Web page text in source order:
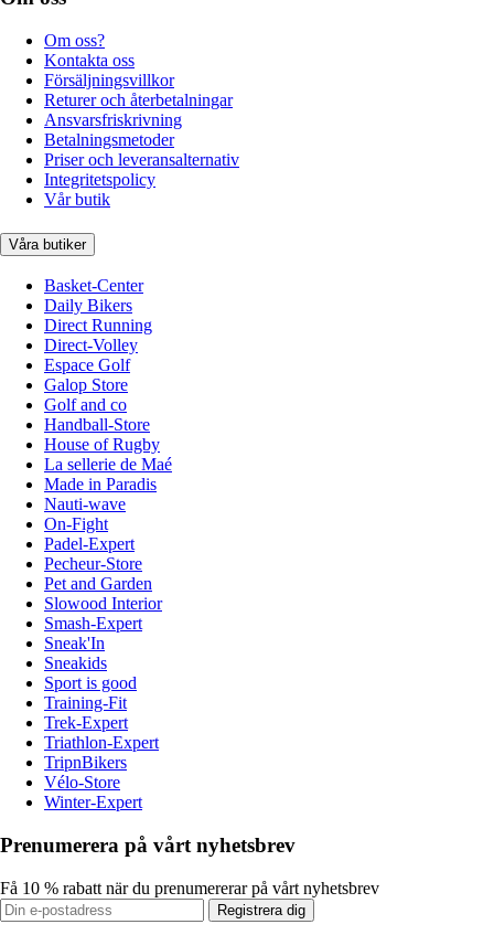
Om oss?
Kontakta oss
Försäljningsvillkor
Returer och återbetalningar
Ansvarsfriskrivning
Betalningsmetoder
Priser och leveransalternativ
Integritetspolicy
Vår butik
Våra butiker
Basket-Center
Daily Bikers
Direct Running
Direct-Volley
Espace Golf
Galop Store
Golf and co
Handball-Store
House of Rugby
La sellerie de Maé
Made in Paradis
Nauti-wave
On-Fight
Padel-Expert
Pecheur-Store
Pet and Garden
Slowood Interior
Smash-Expert
Sneak'In
Sneakids
Sport is good
Training-Fit
Trek-Expert
Triathlon-Expert
TripnBikers
Vélo-Store
Winter-Expert
Prenumerera på vårt nyhetsbrev
Få 10 % rabatt när du prenumererar på vårt nyhetsbrev
Registrera dig